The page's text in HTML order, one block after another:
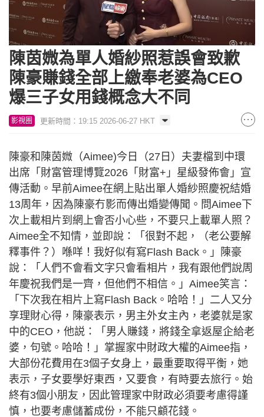
UnmuteLoaded
6.16%
陳茵媺為單人婚紗照惹誤會致歉
陳豪賺錢全部上繳奉老婆為CEO
爆三子女用錢概念大不同
影視圈 更新時間：19:15 2026-06-27 HKT
陳豪和陳茵媺（Aimee)今日（27日）夫妻檔到中環
出席「財富管理博覽2026「財富+」星級發佈會」宣
傳活動。早前Aimee在網上貼出單人婚紗照慶祝結婚
13周年，因為陳豪冇影而傳出婚變傳聞。問Aimee下
次上載相片到網上會否小心些，不要只上載單人照？
Aimee全不知情，並即說：「很對不起，（老公要解
釋事件？）喺咩！我好似有寫Flash Back。」陳豪
說：「人們不會看文字只會看相片，我有跟他們說周
年慶祝我們是一齊，但他們不相信。」Aimee笑言：
「下次我在相片上寫Flash Back。哈哈！」二人又分
享理財心得，陳豪表示，男主外女主內，老婆就是家
中的CEO，他説：「男人賺錢，將錢全拿返屋企給老
婆，句號。哈哈！」掌握家中財政大權的Aimee指，
大部份花費用在3個子女身上，最重要取得平衡，她
表示，子女要學好東西，又要食，有時要去旅行。始
終有3個小朋友，因此管理家中財政必須要考慮得謹
慎，也要考慮儲蓄成份，不能只顧花錢。